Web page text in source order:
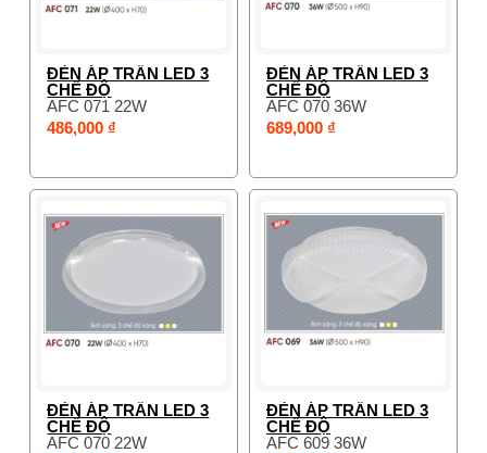
ĐÈN ÁP TRẦN LED 3
CHẾ ĐỘ
AFC 071 22W
486,000 ₫
ĐÈN ÁP TRẦN LED 3
CHẾ ĐỘ
AFC 070 36W
689,000 ₫
ĐÈN ÁP TRẦN LED 3
CHẾ ĐỘ
AFC 070 22W
ĐÈN ÁP TRẦN LED 3
CHẾ ĐỘ
AFC 609 36W